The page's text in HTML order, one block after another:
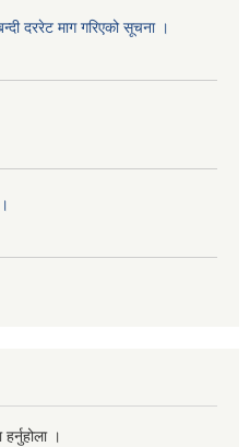
दररेट माग गरिएको सूचना ।
।